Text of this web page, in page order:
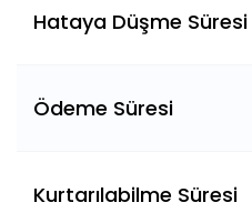
Hataya Düşme Süresi
Ödeme Süresi
Kurtarılabilme Süresi